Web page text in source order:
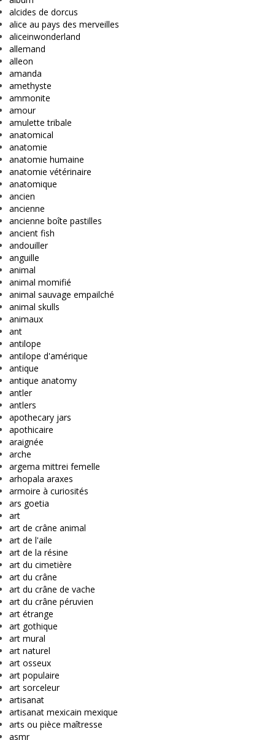
alcides de dorcus
alice au pays des merveilles
aliceinwonderland
allemand
alleon
amanda
amethyste
ammonite
amour
amulette tribale
anatomical
anatomie
anatomie humaine
anatomie vétérinaire
anatomique
ancien
ancienne
ancienne boîte pastilles
ancient fish
andouiller
anguille
animal
animal momifié
animal sauvage empailché
animal skulls
animaux
ant
antilope
antilope d'amérique
antique
antique anatomy
antler
antlers
apothecary jars
apothicaire
araignée
arche
argema mittrei femelle
arhopala araxes
armoire à curiosités
ars goetia
art
art de crâne animal
art de l'aile
art de la résine
art du cimetière
art du crâne
art du crâne de vache
art du crâne péruvien
art étrange
art gothique
art mural
art naturel
art osseux
art populaire
art sorceleur
artisanat
artisanat mexicain mexique
arts ou pièce maîtresse
asmr